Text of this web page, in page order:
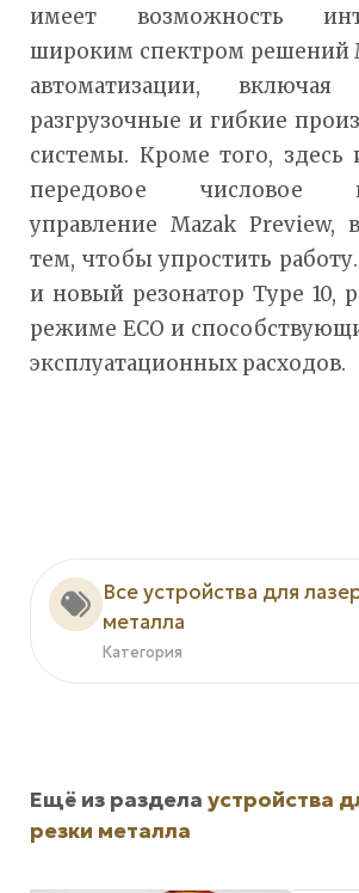
имеет возможность
широким спектром решений
автоматизации, включая
разгрузочные и гибкие
системы. Кроме того, здесь
передовое числовое
управление Mazak Preview,
тем, чтобы упростить
и новый резонатор Type 10,
режиме ECO и
эксплуатационных расходов.
Все устройства для
металла
Категория
Ещё из раздела устройства
резки металла